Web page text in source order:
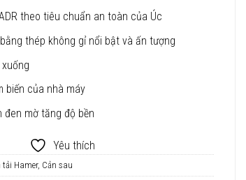
theo tiêu chuẩn an toàn của Úc
thép không gỉ nổi bật và ấn tượng
biến của nhà máy
đen mờ tăng độ bền
Yêu thích
tải Hamer, Cản sau